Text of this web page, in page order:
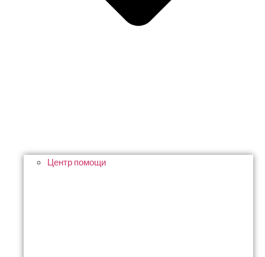
Центр помощи